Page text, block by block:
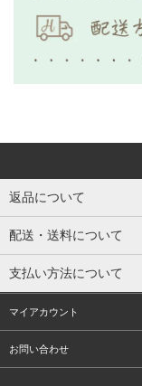
返品について
配送・送料について
支払い方法について
マイアカウント
お問い合わせ